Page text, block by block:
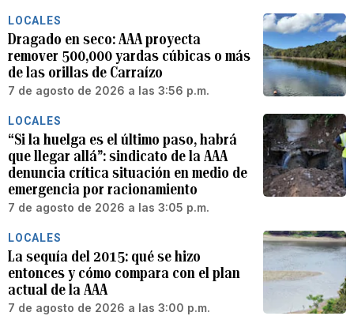
LOCALES
Dragado en seco: AAA proyecta
remover 500,000 yardas cúbicas o más
de las orillas de Carraízo
7 de agosto de 2026 a las 3:56 p.m.
LOCALES
“Si la huelga es el último paso, habrá
que llegar allá”: sindicato de la AAA
denuncia crítica situación en medio de
emergencia por racionamiento
7 de agosto de 2026 a las 3:05 p.m.
LOCALES
La sequía del 2015: qué se hizo
entonces y cómo compara con el plan
actual de la AAA
7 de agosto de 2026 a las 3:00 p.m.